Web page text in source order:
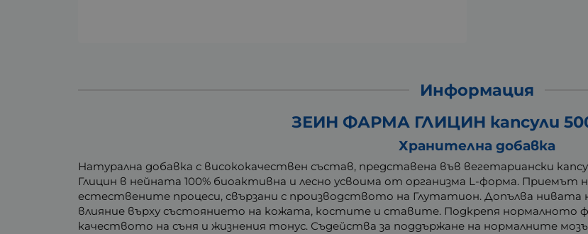
Информация
ЗЕИН ФАРМА ГЛИЦИН капсули
Хранителна добавка
Натурална добавка с висококачествен състав, представена във вегетариански
Глицин в нейната 100% биоактивна и лесно усвоима от организма L-форма. Приемът
естествените процеси, свързани с производството на Глутатион. Допълва нивата
влияние върху състоянието на кожата, костите и ставите. Подкрепя нормалното
качеството на съня и жизнения тонус. Съдейства за поддържане на нормалните